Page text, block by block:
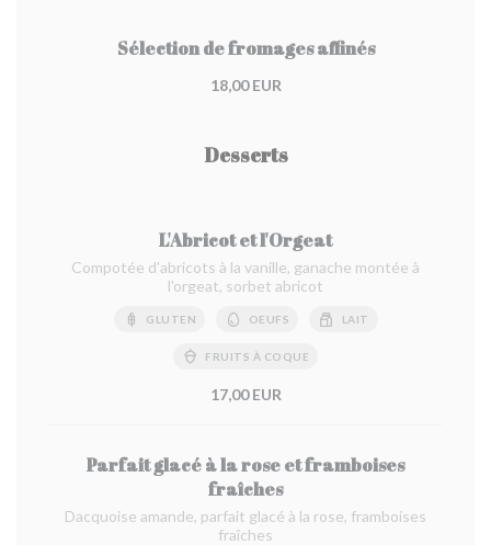
Sélection de fromages affinés
18,00 EUR
Desserts
L'Abricot et l'Orgeat
Compotée d'abricots à la vanille, ganache montée à
l'orgeat, sorbet abricot
GLUTEN OEUFS LAIT
FRUITS À COQUE
17,00 EUR
Parfait glacé à la rose et framboises
fraîches
Dacquoise amande, parfait glacé à la rose, framboises
fraîches